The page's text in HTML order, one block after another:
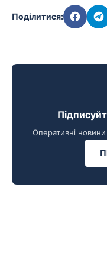
Поділитися:
Оперативні